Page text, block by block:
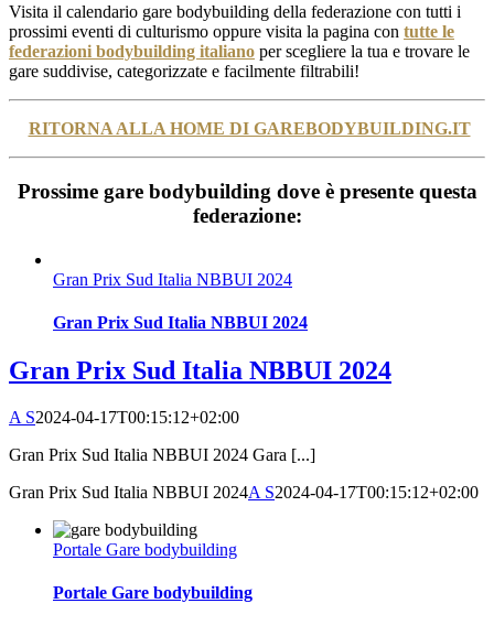
Visita il calendario gare bodybuilding della federazione con tutti i
prossimi eventi di culturismo oppure visita la pagina con tutte le
federazioni bodybuilding italiano per scegliere la tua e trovare le
gare suddivise, categorizzate e facilmente filtrabili!
RITORNA ALLA HOME DI GAREBODYBUILDING.IT
Prossime gare bodybuilding dove è presente questa
federazione:
Gran Prix Sud Italia NBBUI 2024
Gran Prix Sud Italia NBBUI 2024
Gran Prix Sud Italia NBBUI 2024
A S2024-04-17T00:15:12+02:00
Gran Prix Sud Italia NBBUI 2024 Gara [...]
Gran Prix Sud Italia NBBUI 2024A S2024-04-17T00:15:12+02:00
Portale Gare bodybuilding
Portale Gare bodybuilding